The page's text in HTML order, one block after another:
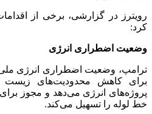
رویترز در گزارشی، برخی از
کرد:
وضعیت اضطراری انرژی
ترامپ، وضعیت اضطراری انرژی ملی
برای کاهش محدودیت‌های
پروژه‌های انرژی می‌دهد و مجوز
خط لوله را تسهیل می‌کند.